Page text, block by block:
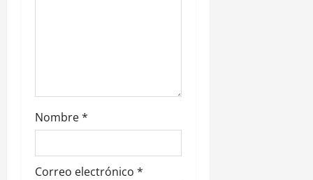
d
a
s
Nombre*
Correo electrónico *